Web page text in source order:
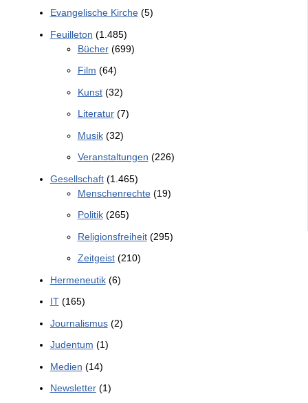
Evangelische Kirche(5)
Feuilleton (1.485)
Bücher(699)
Film (64)
Kunst(32)
Literatur(7)
Musik(32)
Veranstaltungen (226)
Gesellschaft(1.465)
Menschenrechte(19)
Politik(265)
Religionsfreiheit(295)
Zeitgeist(210)
Hermeneutik(6)
IT(165)
Journalismus(2)
Judentum (1)
Medien (14)
Newsletter(1)